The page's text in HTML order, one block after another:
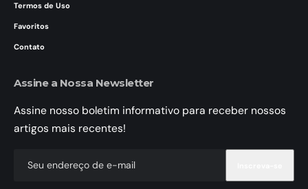
Termos de Uso
Favoritos
Contato
Assine a Nossa Newsletter
Assine nosso boletim informativo para receber nossos
artigos mais recentes!